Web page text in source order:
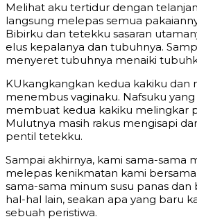
Melihat aku tertidur dengan
langsung melepas semua
Bibirku dan tetekku sasaran
elus kepalanya dan tubuhnya.
menyeret tubuhnya menaiki
KUkangkangkan kedua kakiku dan
menembus vaginaku. Nafsuku
membuat kedua kakiku melingkar
Mulutnya masih rakus mengisapi
pentil tetekku.
Sampai akhirnya, kami sama-sama
melepas kenikmatan kami
sama-sama minum susu panas
hal-hal lain, seakan apa yang baru
sebuah peristiwa.